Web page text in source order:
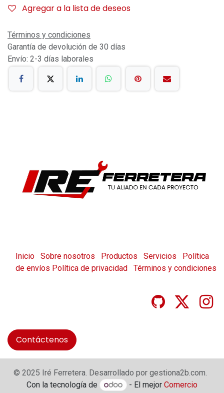
Agregar a la lista de deseos
Términos y condiciones
Garantía de devolución de 30 días
Envío: 2-3 días laborales
Inicio Sobre nosotros Productos Servicios
Política
de envíos Política de privacidad Términos y condiciones
Contáctenos
© 2025 Iré Ferretera. Desarrollado por gestiona2b.com.
Con la tecnología de
- El mejor Comercio